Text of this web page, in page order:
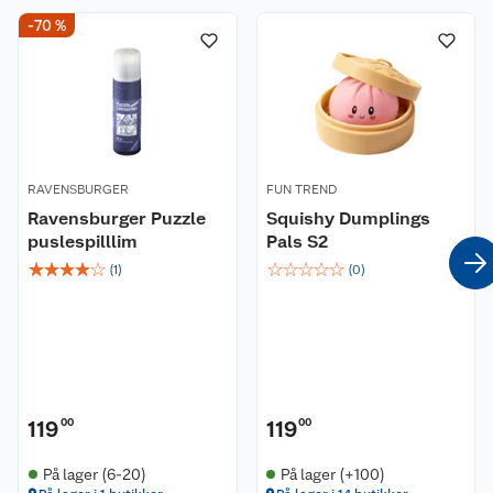
-70 %
RAVENSBURGER
Ravensburger Puzzle
puslespilllim
☆☆☆☆☆ (1)
11900
På lager (6-20)
FUN TREND
Squishy Dumplings
Pals S2
☆☆☆☆☆ (0)
11900
På lager (+100)